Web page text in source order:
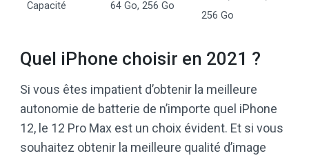
Capacité 64 Go, 256 Go
256 Go
Quel iPhone choisir en 2021 ?
Si vous êtes impatient d’obtenir la meilleure
autonomie de batterie de n’importe quel iPhone
12, le 12 Pro Max est un choix évident. Et si vous
souhaitez obtenir la meilleure qualité d’image